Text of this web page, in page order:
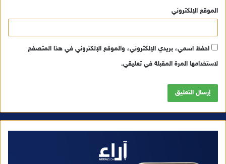
الموقع الإلكتروني
احفظ اسمي، بريدي الإلكتروني، والموقع الإلكتروني في هذا المتصفح
لاستخدامها المرة المقبلة في تعليقي.